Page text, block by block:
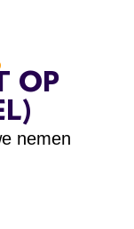
OP
nemen